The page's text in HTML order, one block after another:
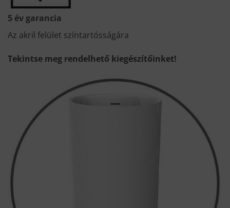
5 év garancia
Az akril felület színtartósságára
Tekintse meg rendelhető kiegészítőinket!